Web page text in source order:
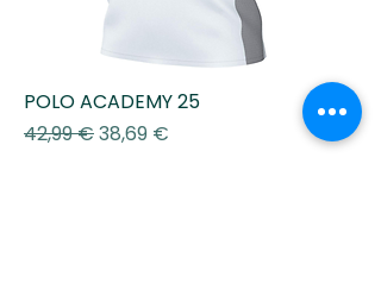
POLO ACADEMY 25
Prix original
42,99 €Prix promotionnel
38,69 €